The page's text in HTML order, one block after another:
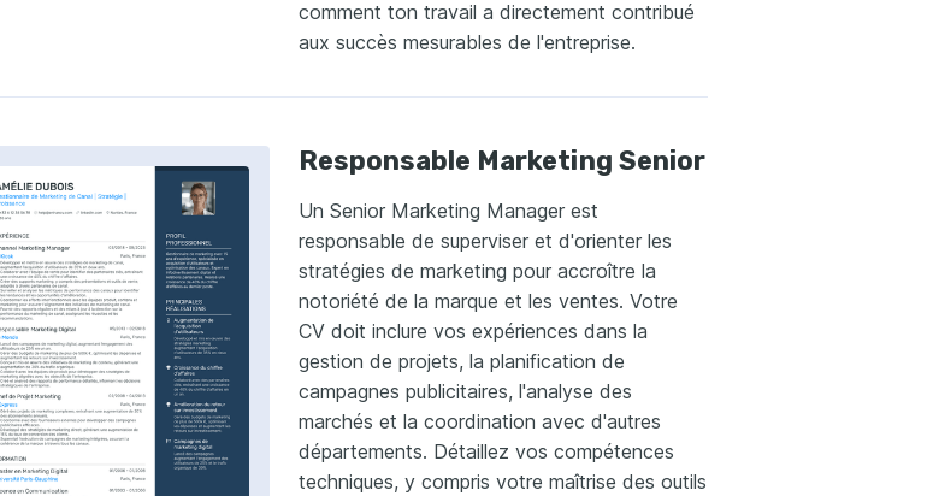
comment ton travail a directement contribué
aux succès mesurables de l'entreprise.
Responsable Marketing Senior
Un Senior Marketing Manager est
responsable de superviser et d'orienter les
stratégies de marketing pour accroître la
notoriété de la marque et les ventes. Votre
CV doit inclure vos expériences dans la
gestion de projets, la planification de
campagnes publicitaires, l'analyse des
marchés et la coordination avec d'autres
départements. Détaillez vos compétences
techniques, y compris votre maîtrise des outils